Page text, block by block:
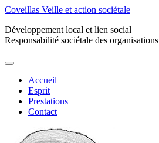
Coveillas Veille et action sociétale
Développement local et lien social
Responsabilité sociétale des organisations
Accueil
Esprit
Prestations
Contact